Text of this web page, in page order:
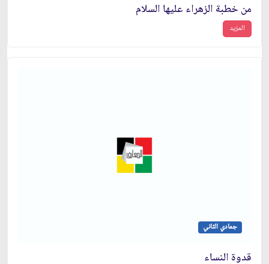
من خطبة الزهراء عليها السلام
المزيد
جمادي الثاني
قدوة النساء